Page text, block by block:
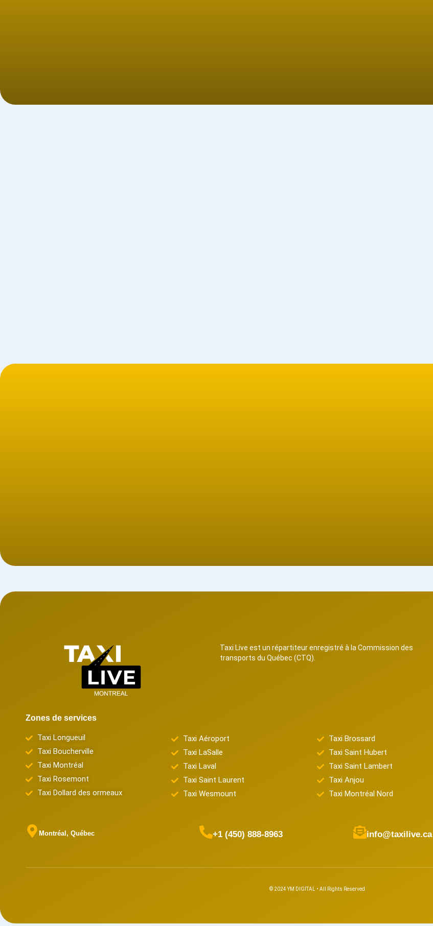
Taxi Live est un répartiteur enregistré à la Commission des
transports du Québec (CTQ).
Zones de services
Taxi Longueuil
Taxi Boucherville
Taxi Montréal
Taxi Rosemont
Taxi Dollard des ormeaux
Taxi Aéroport
Taxi LaSalle
Taxi Laval
Taxi Saint Laurent
Taxi Wesmount
Taxi Brossard
Taxi Saint Hubert
Taxi Saint Lambert
Taxi Anjou
Taxi Montréal Nord
Montréal, Québec +1 (450) 888-8963 info@taxilive.ca
© 2024 YM DIGITAL • All Rights Reserved